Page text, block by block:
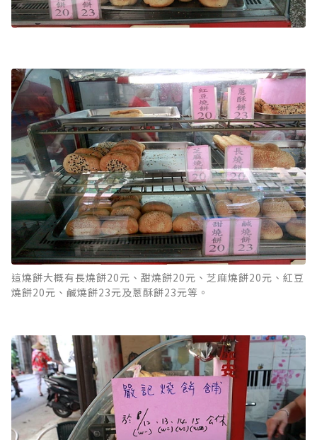
這燒餅大概有長燒餅20元、甜燒餅20元、芝麻燒餅20元、紅豆
燒餅20元、鹹燒餅23元及蔥酥餅23元等。